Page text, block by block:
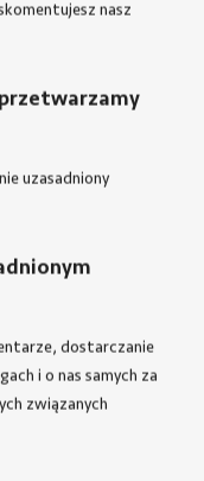
nasz
uzasadniony
dostarczanie
i o nas samych za
związanych